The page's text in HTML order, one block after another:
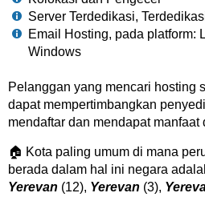
Server Terdedikasi,
Email Hosting, pada platform:
Windows
Pelanggan yang mencari hosting
dapat mempertimbangkan
mendaftar dan mendapat manfaat
🏠 Kota paling umum di mana
berada dalam hal ini negara
Yerevan (12), Yerevan (3),